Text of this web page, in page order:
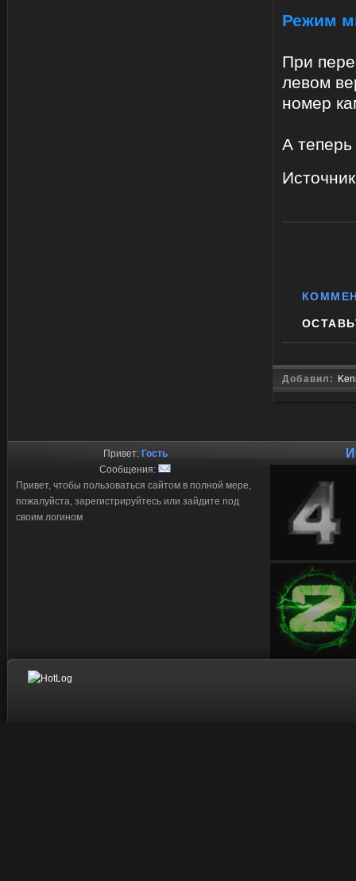
Режим
При
левом
номер
А
Источник
Добавил:
Привет: Гость
Сообщения:
Привет, чтобы пользоваться сайтом в полной мере,
пожалуйста, зарегистрируйтесь или зайдите под
своим логином